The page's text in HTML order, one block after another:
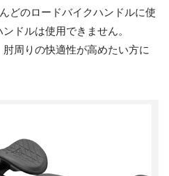
どのロードバイクハンドルに使
ドルは使用できません。
周りの快適性が高めたい方に